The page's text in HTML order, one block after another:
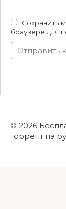
Сохранить
браузере для
© 2026
торрент на